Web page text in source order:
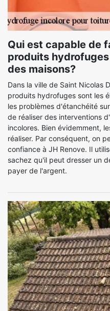
Qui est capable de
produits
des maisons?
Dans la ville de Saint Nicolas
produits hydrofuges sont les
les problèmes d'étanchéité
de réaliser des interventions
incolores. Bien évidemment,
réaliser. Par conséquent, on
confiance à JH Renove. Il
sachez qu'il peut dresser un
payer de l'argent.